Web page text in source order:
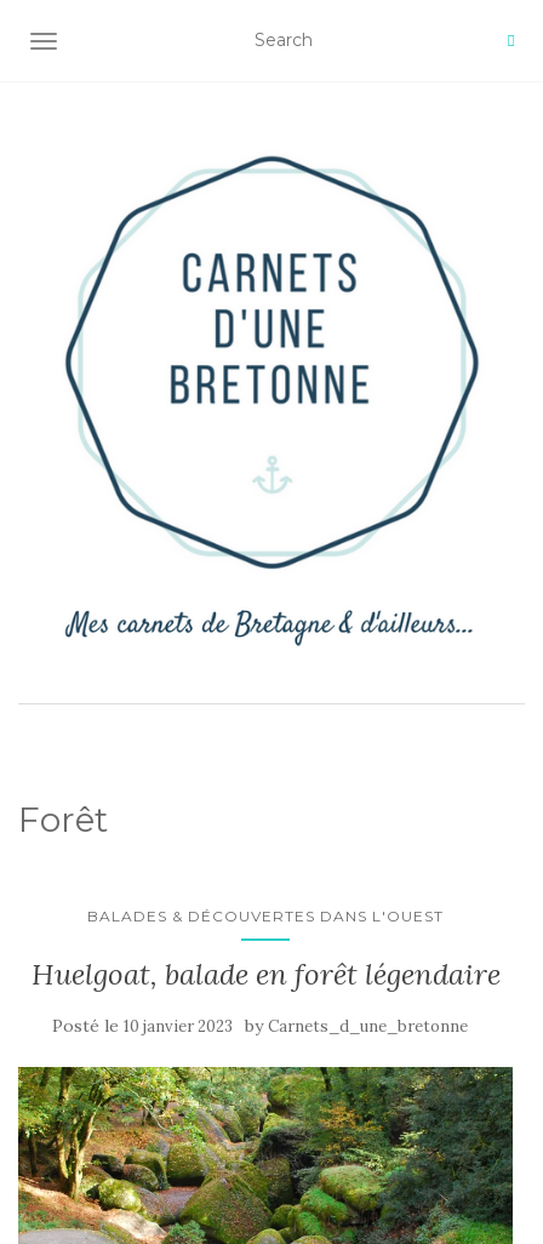
AFFICHER/MASQUER LA NAVIGATION
Forêt
BALADES & DÉCOUVERTES DANS L'OUEST
Huelgoat, balade en forêt légendaire
Posté le 10 janvier 2023 byCarnets_d_une_bretonne